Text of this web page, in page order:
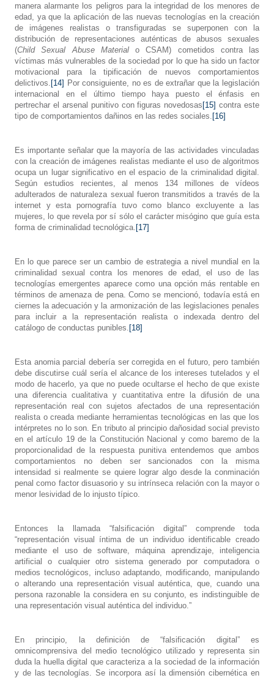
manera alarmante los peligros para la integridad de los menores de
edad, ya que la aplicación de las nuevas tecnologías en la creación
de imágenes realistas o transfiguradas se superponen con la
distribución de representaciones auténticas de abusos sexuales
(Child Sexual Abuse Materialo CSAM) cometidos contra las
víctimas más vulnerables de la sociedad por lo que ha sido un factor
motivacional para la tipificación de nuevos comportamientos
delictivos. [14] Por consiguiente, no es de extrañar que la legislación
internacional en el último tiempo haya puesto el énfasis en
pertrechar el arsenal punitivo con figuras novedosas[15] contra este
tipo de comportamientos dañinos en las redes sociales. [16]
Es importante señalar que la mayoría de las actividades vinculadas
con la creación de imágenes realistas mediante el uso de algoritmos
ocupa un lugar significativo en el espacio de la criminalidad digital.
Según estudios recientes, al menos 134 millones de vídeos
adulterados de naturaleza sexual fueron transmitidos a través de la
internet y esta pornografía tuvo como blanco excluyente a las
mujeres, lo que revela por sí sólo el carácter misógino que guía esta
forma de criminalidad tecnológica. [17]
En lo que parece ser un cambio de estrategia a nivel mundial en la
criminalidad sexual contra los menores de edad, el uso de las
tecnologías emergentes aparece como una opción más rentable en
términos de amenaza de pena. Como se mencionó, todavía está en
ciernes la adecuación y la armonización de las legislaciones penales
para incluir a la representación realista o indexada dentro del
catálogo de conductas punibles. [18]
Esta anomia parcial debería ser corregida en el futuro, pero también
debe discutirse cuál sería el alcance de los intereses tutelados y el
modo de hacerlo, ya que no puede ocultarse el hecho de que existe
una diferencia cualitativa y cuantitativa entre la difusión de una
representación real con sujetos afectados de una representación
realista o creada mediante herramientas tecnológicas en las que los
intérpretes no lo son. En tributo al principio dañosidad social previsto
en el artículo 19 de la Constitución Nacional y como baremo de la
proporcionalidad de la respuesta punitiva entendemos que ambos
comportamientos no deben ser sancionados con la misma
intensidad si realmente se quiere lograr algo desde la conminación
penal como factor disuasorio y su intrínseca relación con la mayor o
menor lesividad de lo injusto típico.
Entonces la llamada “falsificación digital” comprende toda
“representación visual íntima de un individuo identificable creado
mediante el uso de software, máquina aprendizaje, inteligencia
artificial o cualquier otro sistema generado por computadora o
medios tecnológicos, incluso adaptando, modificando, manipulando
o alterando una representación visual auténtica, que, cuando una
persona razonable la considera en su conjunto, es indistinguible de
una representación visual auténtica del individuo.”
En principio, la definición de “falsificación digital” es
omnicomprensiva del medio tecnológico utilizado y representa sin
duda la huella digital que caracteriza a la sociedad de la información
y de las tecnologías. Se incorpora así la dimensión cibernética en